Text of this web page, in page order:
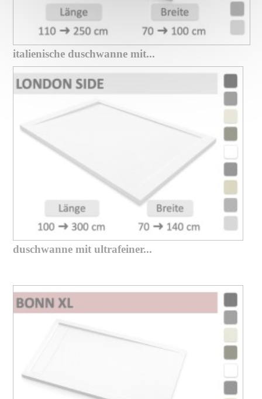
italienische duschwanne mit...
duschwanne mit ultrafeiner...